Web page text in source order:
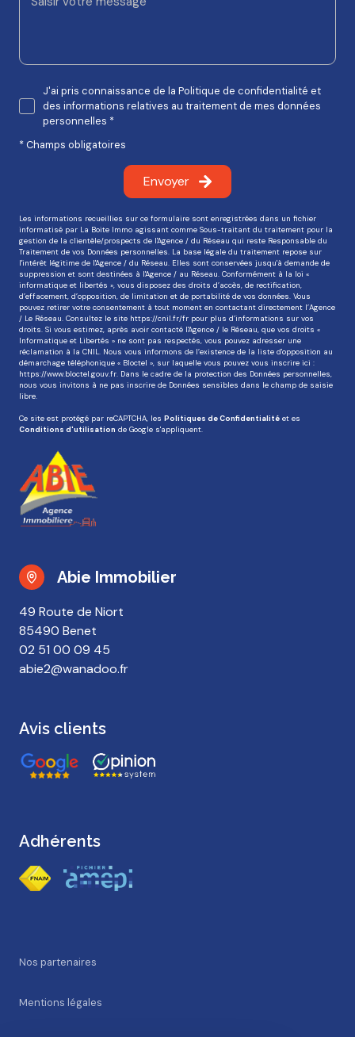
J'ai pris connaissance de la Politique de confidentialité et
des informations relatives au traitement de mes données
personnelles *
* Champs obligatoires
Envoyer
Les informations recueillies sur ce formulaire sont enregistrées dans un fichier
informatisé par La Boite Immo agissant comme Sous-traitant du traitement pour la
gestion de la clientèle/prospects de l'Agence / du Réseau qui reste Responsable du
Traitement de vos Données personnelles. La base légale du traitement repose sur
l'intérêt légitime de l'Agence / du Réseau. Elles sont conservées jusqu'à demande de
suppression et sont destinées à l'Agence / au Réseau. Conformément à la loi «
informatique et libertés », vous disposez des droits d’accès, de rectification,
d’effacement, d’opposition, de limitation et de portabilité de vos données. Vous
pouvez retirer votre consentement à tout moment en contactant directement l’Agence
/ Le Réseau. Consultez le site https://cnil.fr/fr pour plus d’informations sur vos
droits. Si vous estimez, après avoir contacté l'Agence / le Réseau, que vos droits «
Informatique et Libertés » ne sont pas respectés, vous pouvez adresser une
réclamation à la CNIL. Nous vous informons de l’existence de la liste d'opposition au
démarchage téléphonique « Bloctel », sur laquelle vous pouvez vous inscrire ici :
https://www.bloctel.gouv.fr. Dans le cadre de la protection des Données personnelles,
nous vous invitons à ne pas inscrire de Données sensibles dans le champ de saisie
libre.
Ce site est protégé par reCAPTCHA, les Politiques de Confidentialité et es
Conditions d'utilisation de Google s'appliquent.
Abie Immobilier
02 51 00 09 45
abie2@wanadoo.fr
49 Route de Niort
85490 Benet
Avis clients
Adhérents
Nos partenaires
Mentions légales